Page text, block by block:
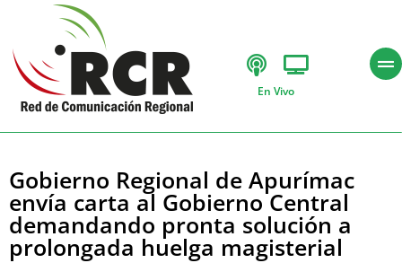
En Vivo
Gobierno Regional de Apurímac
envía carta al Gobierno Central
demandando pronta solución a
prolongada huelga magisterial